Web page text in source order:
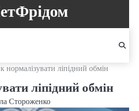
нормалізувати ліпідний обмін
ліпідний обмін
Стороженко